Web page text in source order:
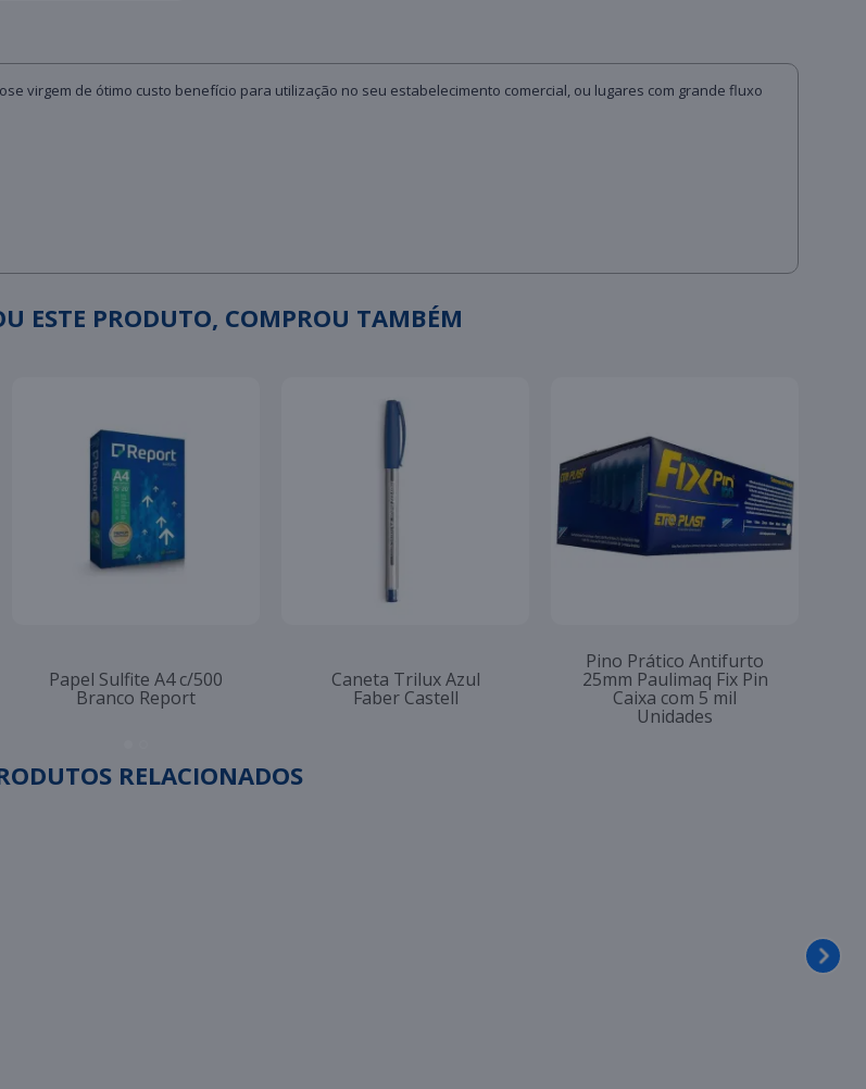
virgem de ótimo custo benefício para utilização no seu estabelecimento comercial, ou lugares com grande fluxo
ESTE PRODUTO, COMPROU TAMBÉM
Papel Sulfite A4 c/500
Branco Report
Caneta Trilux Azul
Faber Castell
Pino Prático Antifurto
25mm Paulimaq Fix Pin
Caixa com 5 mil
Unidades
RELACIONADOS